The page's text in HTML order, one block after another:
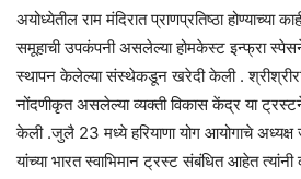
अयोध्येतील राम मंदिरात प्राणप्रतिष्ठा होण्याच्या
समूहाची उपकंपनी असलेल्या होमकेस्ट इन्फ्रा
स्थापन केलेल्या संस्थेकडून खरेदी केली .
नोंदणीकृत असलेल्या व्यक्ती विकास केंद्र या
केली .जुलै 23 मध्ये हरियाणा योग आयोगाचे अध्यक्ष
यांच्या भारत स्वाभिमान ट्रस्ट संबंधित आहेत त्यांनी